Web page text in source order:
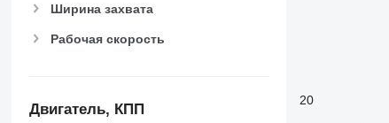
Ширина захвата
Рабочая скорость
Двигатель, КПП
20